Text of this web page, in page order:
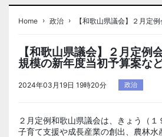
Home › 政治 › 【和歌山県議会】２月定
【和歌山県議会】２月定例
規模の新年度当初予算案な
2024年03月19日 19時20分 政治
２月定例和歌山県議会は、きょう（１
子育て支援や成長産業の創出、農林水